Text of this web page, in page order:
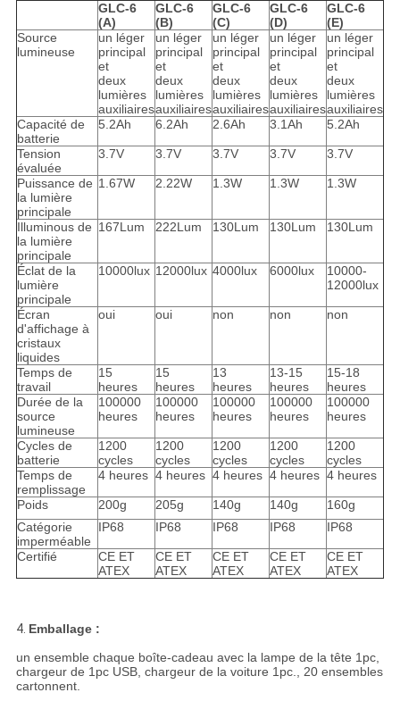
GLC-6
(A)
GLC-6
(B)
GLC-6
(C)
GLC-6
(D)
GLC-6
(E)
Source
lumineuse
un léger
principal
et
deux
lumières
auxiliaires
un léger
principal
et
deux
lumières
auxiliaires
un léger
principal
et
deux
lumières
auxiliaires
un léger
principal
et
deux
lumières
auxiliaires
un léger
principal
et
deux
lumières
auxiliaires
Capacité de
batterie
5.2Ah 6.2Ah 2.6Ah 3.1Ah 5.2Ah
Tension
évaluée
3.7V 3.7V 3.7V 3.7V 3.7V
Puissance de
la lumière
principale
1.67W 2.22W 1.3W 1.3W 1.3W
Illuminous de
la lumière
principale
167Lum 222Lum 130Lum 130Lum 130Lum
Éclat de la
lumière
principale
10000lux 12000lux 4000lux 6000lux
10000-
12000lux
Écran
d'affichage à
cristaux
liquides
oui oui non non non
Temps de
travail
15
heures
15
heures
13
heures
13-15
heures
15-18
heures
Durée de la
source
lumineuse
100000
heures
100000
heures
100000
heures
100000
heures
100000
heures
Cycles de
batterie
1200
cycles
1200
cycles
1200
cycles
1200
cycles
1200
cycles
Temps de
remplissage
4 heures 4 heures 4 heures 4 heures 4 heures
Poids 200g 205g 140g 140g
160g
Catégorie
imperméable
IP68 IP68 IP68 IP68 IP68
Certifié
CE ET
ATEX
CE ET
ATEX
CE ET
ATEX
CE ET
ATEX
CE ET
ATEX
4. Emballage :
un ensemble chaque boîte-cadeau avec la lampe de la tête 1pc,
chargeur de 1pc USB, chargeur de la voiture 1pc., 20 ensembles
cartonnent.